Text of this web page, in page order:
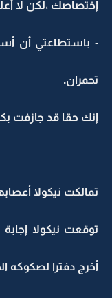
إختصاصك ،لكن لا
- باستطاعتي أن
تحمران.
إنك حقا قد جازفت
تمالكت نيكولا
توقعت نيكولا
أخرج دفترا لصكوكه